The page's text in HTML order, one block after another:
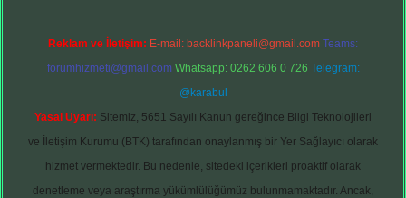
Reklam ve İletişim: E-mail: backlinkpaneli@gmail.com Teams:
forumhizmeti@gmail.com Whatsapp: 0262 606 0 726 Telegram:
@karabul
Yasal Uyarı: Sitemiz, 5651 Sayılı Kanun gereğince Bilgi Teknolojileri
ve İletişim Kurumu (BTK) tarafından onaylanmış bir Yer Sağlayıcı olarak
hizmet vermektedir. Bu nedenle, sitedeki içerikleri proaktif olarak
denetleme veya araştırma yükümlülüğümüz bulunmamaktadır. Ancak,